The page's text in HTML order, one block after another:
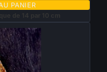
PANIER
de 14 par 10 cm